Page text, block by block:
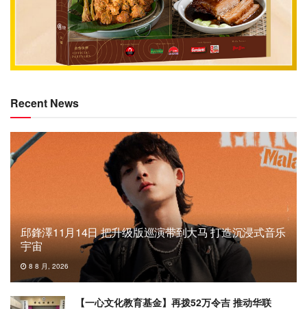
Recent News
邱鋒澤11月14日 把升级版巡演带到大马 打造沉浸式音乐
宇宙
8 8 月, 2026
【一心文化教育基金】再拨52万令吉 推动华联